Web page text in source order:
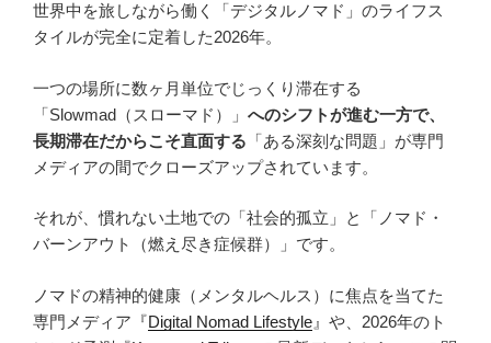
世界中を旅しながら働く「デジタルノマド」のライフス
タイルが完全に定着した2026年。
一つの場所に数ヶ月単位でじっくり滞在する
「Slowmad（スローマド）」 へのシフトが進む一方で、
長期滞在だからこそ直面する 「ある深刻な問題」が専門
メディアの間でクローズアップされています。
それが、慣れない土地での「社会的孤立」と「ノマド・
バーンアウト（燃え尽き症候群）」です。
ノマドの精神的健康（メンタルヘルス）に焦点を当てた
専門メディア『Digital Nomad Lifestyle 』や、2026年のト